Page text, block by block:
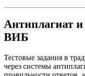
Антиплагиат
ВИБ
Тестовые задания в
через системы